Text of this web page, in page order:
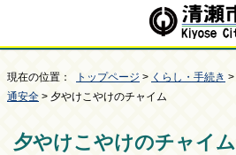
現在の位置： トップページ > くらし・手続き >
通安全 > 夕やけこやけのチャイム
夕やけこやけのチャイム